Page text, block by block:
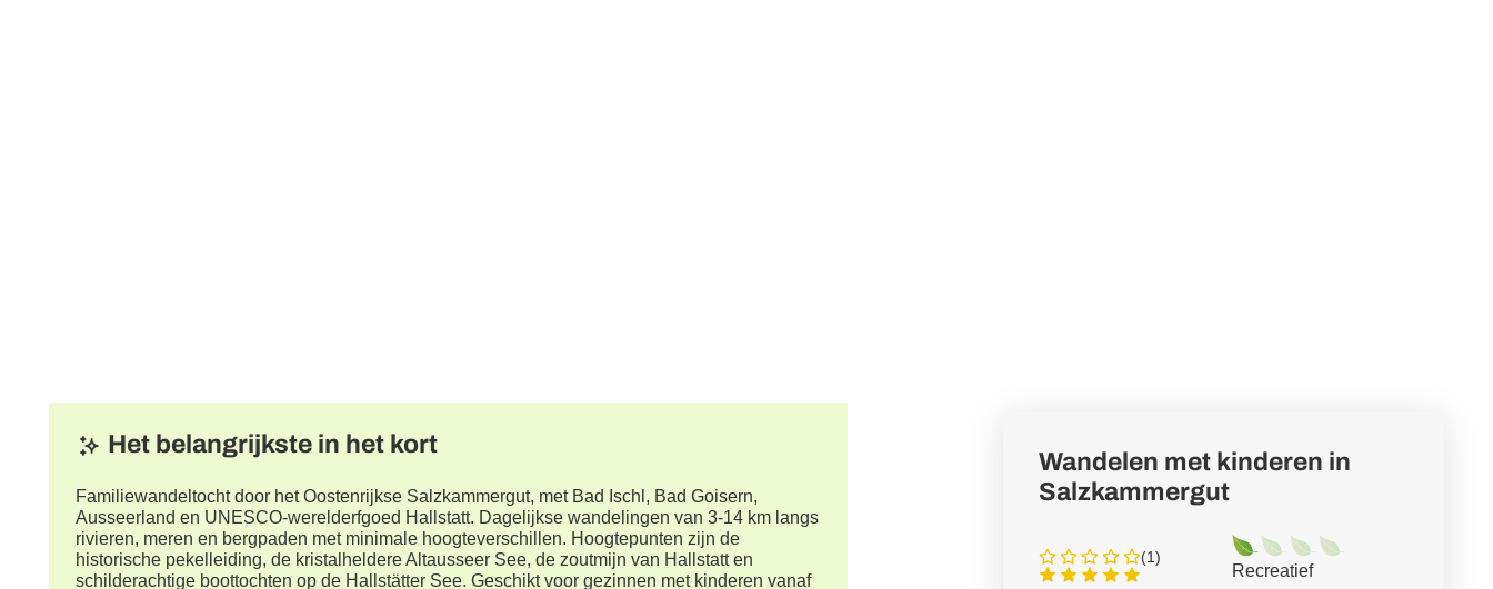
Het belangrijkste in het kort
Familiewandeltocht door het Oostenrijkse Salzkammergut, met Bad Ischl, Bad Goisern,
Ausseerland en UNESCO-werelderfgoed Hallstatt. Dagelijkse wandelingen van 3-14 km langs
rivieren, meren en bergpaden met minimale hoogteverschillen. Hoogtepunten zijn de
historische pekelleiding, de kristalheldere Altausseer See, de zoutmijn van Hallstatt en
schilderachtige boottochten op de Hallstätter See. Geschikt voor gezinnen met kinderen vanaf
Wandelen met kinderen in
Salzkammergut
(1)
Recreatief